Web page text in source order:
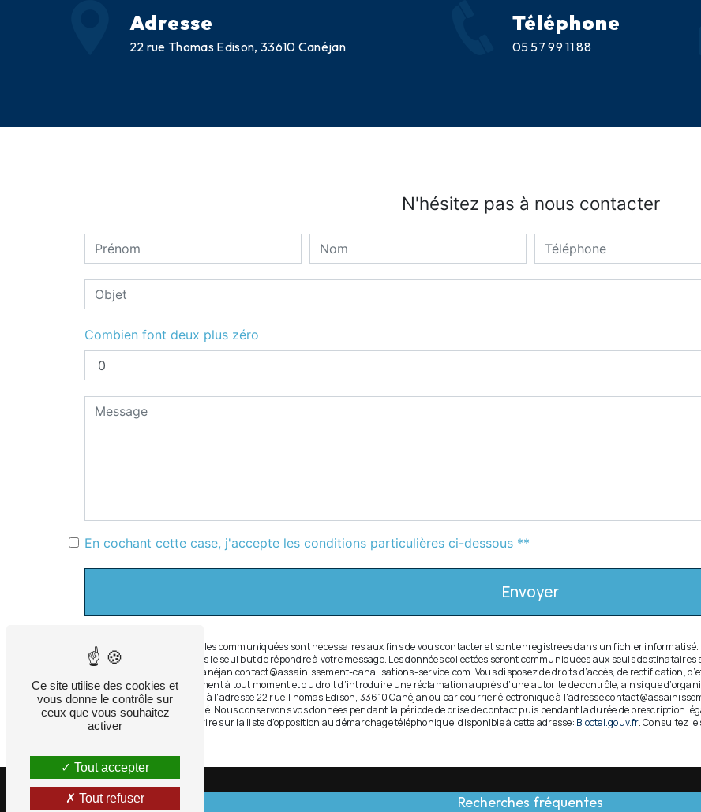
Adresse
22 rue Thomas Edison, 33610 Canéjan
Téléphone
05 57 99 11 88
N'hésitez pas à nous contacter
Combien font deux plus zéro
En cochant cette case, j'accepte les conditions particulières ci-dessous **
Envoyer
** Les données personnelles communiquées sont nécessaires aux fins de vous contacter et sont enregistrées dans un fichier
et ses sous-traitants dans le seul but de répondre à votre message. Les données collectées seront communiquées aux seuls
Thomas Edison, 33610 Canéjan contact@assainissement-canalisations-service.com. Vous disposez de droits d’accès, de rectification,
retrait de votre consentement à tout moment et du droit d’introduire une réclamation auprès d’une autorité de contrôle, ainsi que
ces droits par voie postale à l'adresse 22 rue Thomas Edison, 33610 Canéjan ou par courrier électronique à l'adresse
pourra vous être demandé. Nous conservons vos données pendant la période de prise de contact puis pendant la durée de prescription
avez le droit de vous inscrire sur la liste d'opposition au démarchage téléphonique, disponible à cette adresse: Bloctel.gouv.fr. Consultez
Recherches fréquentes
Ce site utilise des cookies et
vous donne le contrôle sur
ceux que vous souhaitez
activer
Tout accepter
Tout refuser